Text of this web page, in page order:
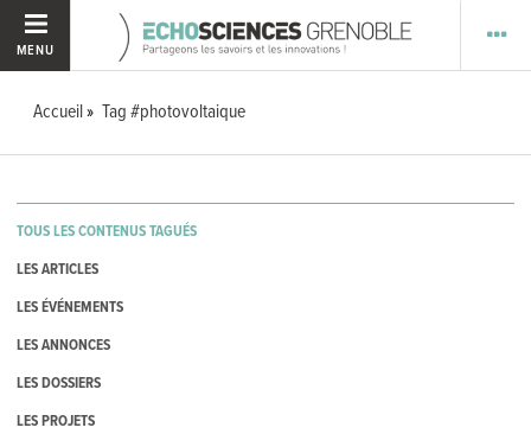
MENU
Accueil Tag #photovoltaique
TOUS LES CONTENUS TAGUÉS
LES ARTICLES
LES ÉVÉNEMENTS
LES ANNONCES
LES DOSSIERS
LES PROJETS